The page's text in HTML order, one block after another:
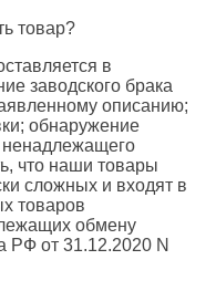
товар?
в
заводского брака
описанию;
обнаружение
ненадлежащего
что наши товары
сложных и входят в
товаров
обмену
РФ от 31.12.2020 N